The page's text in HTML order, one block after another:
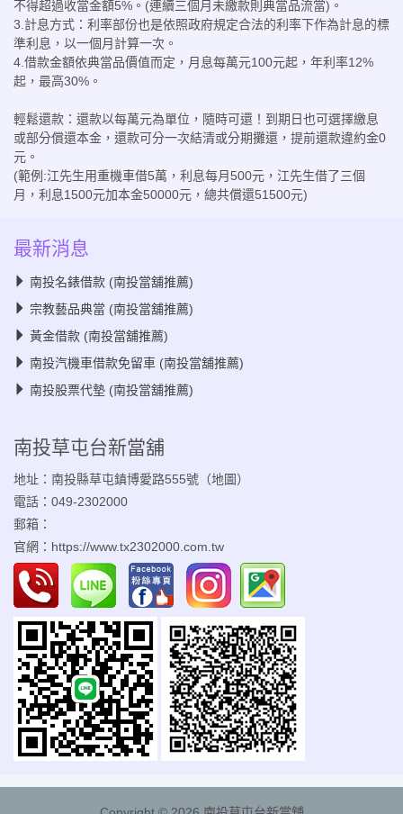
不得超過收當金額5%。(連續三個月未繳款則典當品流當)。
3.計息方式：利率部份也是依照政府規定合法的利率下作為計息的標
準利息，以一個月計算一次。
4.借款金額依典當品價值而定，月息每萬元100元起，年利率12%
起，最高30%。
輕鬆還款：還款以每萬元為單位，隨時可還！到期日也可選擇繳息
或部分償還本金，還款可分一次結清或分期攤還，提前還款違約金0
元。
(範例:江先生用重機車借5萬，利息每月500元，江先生借了三個
月，利息1500元加本金50000元，總共償還51500元)
最新消息
南投名錶借款 (南投當舖推薦)
宗教藝品典當 (南投當舖推薦)
黃金借款 (南投當舖推薦)
南投汽機車借款免留車 (南投當舖推薦)
南投股票代墊 (南投當舖推薦)
南投草屯台新當舖
地址：南投縣草屯鎮博愛路555號（地圖）
電話：049-2302000
郵箱：
官網： https://www.tx2302000.com.tw